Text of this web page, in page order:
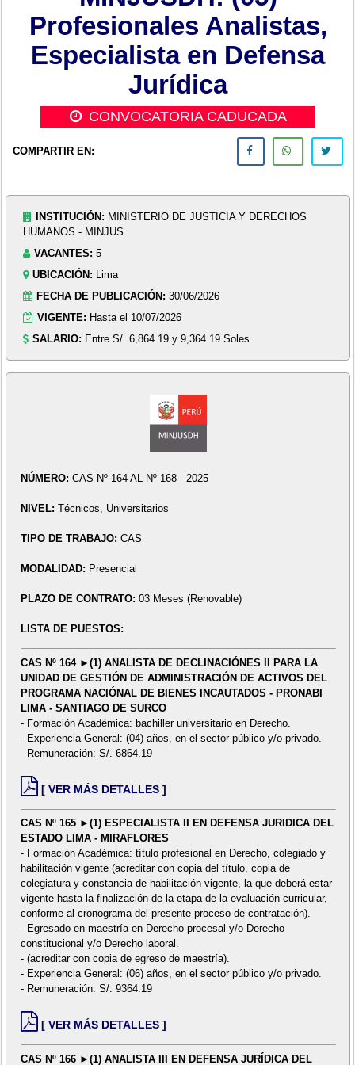
Profesionales Analistas,
Especialista en Defensa
Jurídica
CONVOCATORIA CADUCADA
COMPARTIR EN:
INSTITUCIÓN: MINISTERIO DE JUSTICIA Y DERECHOS
HUMANOS - MINJUS
VACANTES: 5
UBICACIÓN: Lima
FECHA DE PUBLICACIÓN: 30/06/2026
VIGENTE: Hasta el 10/07/2026
SALARIO: Entre S/. 6,864.19 y 9,364.19 Soles
NÚMERO: CAS Nº 164 AL Nº 168 - 2025
NIVEL: Técnicos, Universitarios
TIPO DE TRABAJO: CAS
MODALIDAD: Presencial
PLAZO DE CONTRATO: 03 Meses (Renovable)
LISTA DE PUESTOS:
CAS Nº 164 ►(1) ANALISTA DE DECLINACIÓNES II PARA LA
UNIDAD DE GESTIÓN DE ADMINISTRACIÓN DE ACTIVOS DEL
PROGRAMA NACIÓNAL DE BIENES INCAUTADOS - PRONABI
LIMA - SANTIAGO DE SURCO
- Formación Académica: bachiller universitario en Derecho.
- Experiencia General: (04) años, en el sector público y/o privado.
- Remuneración: S/. 6864.19
[ VER MÁS DETALLES ]
CAS Nº 165 ►(1) ESPECIALISTA II EN DEFENSA JURIDICA DEL
ESTADO LIMA - MIRAFLORES
- Formación Académica: título profesional en Derecho, colegiado y
habilitación vigente (acreditar con copia del título, copia de
colegiatura y constancia de habilitación vigente, la que deberá estar
vigente hasta la finalización de la etapa de la evaluación curricular,
conforme al cronograma del presente proceso de contratación).
- Egresado en maestría en Derecho procesal y/o Derecho
constitucional y/o Derecho laboral.
- (acreditar con copia de egreso de maestría).
- Experiencia General: (06) años, en el sector público y/o privado.
- Remuneración: S/. 9364.19
[ VER MÁS DETALLES ]
CAS Nº 166 ►(1) ANALISTA III EN DEFENSA JURÍDICA DEL